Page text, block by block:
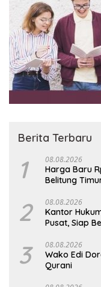
Berita Terbaru
1 08.08.2026
Harga Baru
Belitung
2 08.08.2026
Kantor
Pusat, Siap
3 08.08.2026
Wako Edi
Qurani